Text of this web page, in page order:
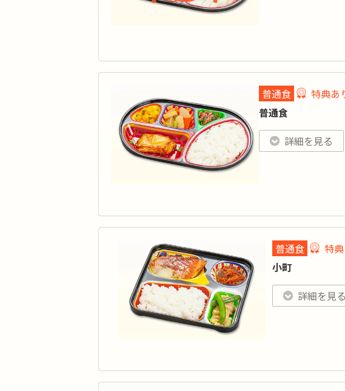
カロリー :
タンパク質
:
品目数 :
「まごころ弁当」のお弁
普通食
特典あ
普通食
特典あり 詳細
ご高齢者向けの栄
タンパク質
品目数: -
脂質:-／カリウム:-／リン:-
価格はごはんセットの
詳細を見る
普通食
特
小町
特典あり 詳細
美味しさはその
タンパク質
: -
詳細を見る